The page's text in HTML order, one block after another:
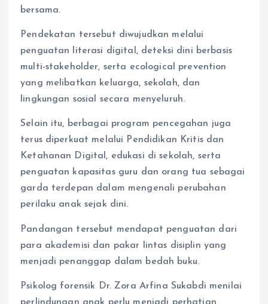
bersama.
Pendekatan tersebut diwujudkan melalui
penguatan literasi digital, deteksi dini berbasis
multi-stakeholder, serta ecological prevention
yang melibatkan keluarga, sekolah, dan
lingkungan sosial secara menyeluruh.
Selain itu, berbagai program pencegahan juga
terus diperkuat melalui Pendidikan Kritis dan
Ketahanan Digital, edukasi di sekolah, serta
penguatan kapasitas guru dan orang tua sebagai
garda terdepan dalam mengenali perubahan
perilaku anak sejak dini.
Pandangan tersebut mendapat penguatan dari
para akademisi dan pakar lintas disiplin yang
menjadi penanggap dalam bedah buku.
Psikolog forensik Dr. Zora Arfina Sukabdi menilai
perlindungan anak perlu menjadi perhatian